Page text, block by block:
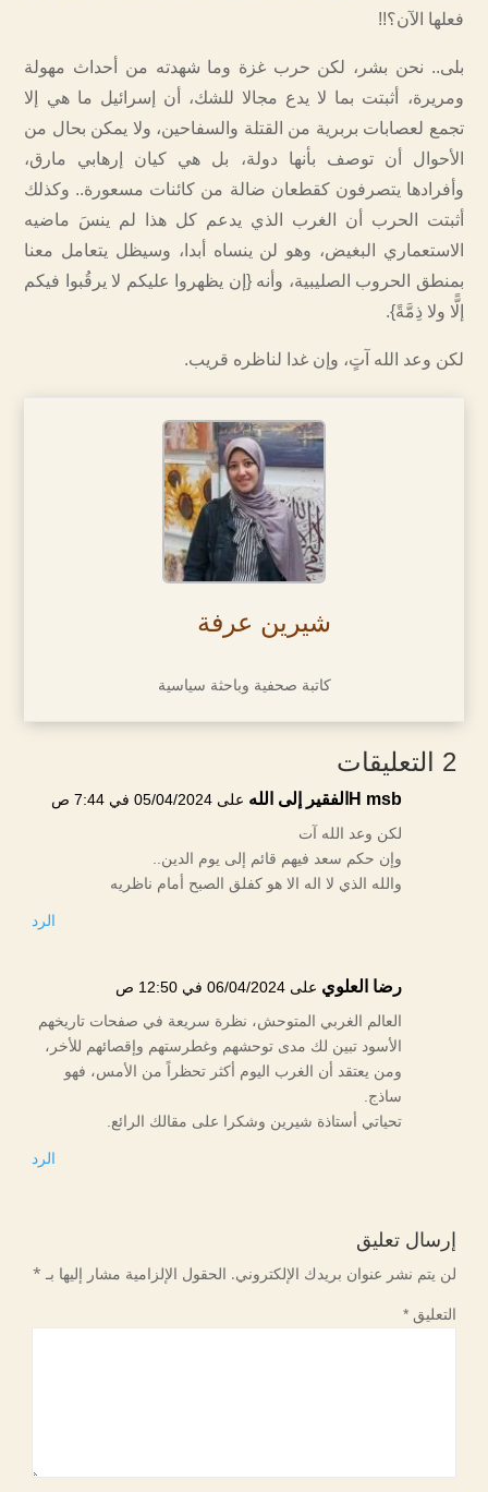
فعلها الآن؟!!
بلى.. نحن بشر، لكن حرب ‎غزة وما شهدته من أحداث مهولة
ومريرة، أثبتت بما لا يدع مجالا للشك، أن إسرائيل ما هي إلا
تجمع لعصابات بربرية من القتلة والسفاحين، ولا يمكن بحال من
الأحوال أن توصف بأنها دولة، بل هي كيان إرهابي مارق،
وأفرادها يتصرفون كقطعان ضالة من كائنات مسعورة.. وكذلك
أثبتت الحرب أن الغرب الذي يدعم كل هذا لم ينسَ ماضيه
الاستعماري البغيض، وهو لن ينساه أبدا، وسيظل يتعامل معنا
بمنطق الحروب الصليبية، وأنه {إن يظهروا عليكم لا يرقُبوا فيكم
إلًّا ولا ذِمَّةً}.
لكن وعد الله آتٍ، وإن غدا لناظره قريب.
شيرين عرفة
كاتبة صحفية وباحثة سياسية
2 التعليقات
H msbالفقير إلى الله
على 05/04/2024 في 7:44 ص
لكن وعد الله آت
وإن حكم سعد فيهم قائم إلى يوم الدين..
والله الذي لا اله الا هو كفلق الصبح أمام ناظريه
الرد
رضا العلوي على 06/04/2024 في 12:50 ص
العالم الغربي المتوحش، نظرة سريعة في صفحات تاريخهم
الأسود تبين لك مدى توحشهم وغطرستهم وإقصائهم للأخر،
ومن يعتقد أن الغرب اليوم أكثر تحظراً من الأمس، فهو
ساذج.
تحياتي أستاذة شيرين وشكرا على مقالك الرائع.
الرد
إرسال تعليق
لن يتم نشر عنوان بريدك الإلكتروني. الحقول الإلزامية مشار إليها بـ *
التعليق*